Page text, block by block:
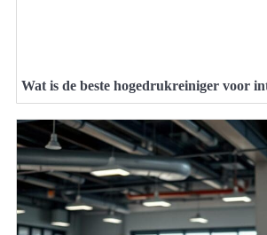
Wat is de beste hogedrukreiniger voor